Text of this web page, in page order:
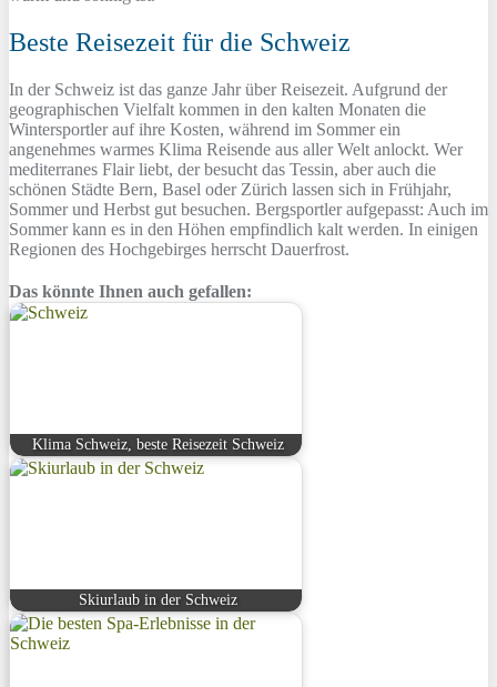
Beste Reisezeit für die Schweiz
In der Schweiz ist das ganze Jahr über Reisezeit. Aufgrund der
geographischen Vielfalt kommen in den kalten Monaten die
Wintersportler auf ihre Kosten, während im Sommer ein
angenehmes warmes Klima Reisende aus aller Welt anlockt. Wer
mediterranes Flair liebt, der besucht das Tessin, aber auch die
schönen Städte Bern, Basel oder Zürich lassen sich in Frühjahr,
Sommer und Herbst gut besuchen. Bergsportler aufgepasst: Auch im
Sommer kann es in den Höhen empfindlich kalt werden. In einigen
Regionen des Hochgebirges herrscht Dauerfrost.
Das könnte Ihnen auch gefallen:
Klima Schweiz, beste Reisezeit Schweiz
Skiurlaub in der Schweiz